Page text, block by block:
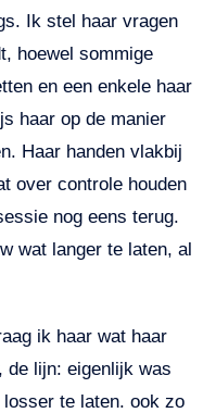
Ik stel haar vragen
hoewel sommige
en een enkele haar
haar op de manier
Haar handen vlakbij
over controle houden
nog eens terug.
wat langer te laten, al
ik haar wat haar
de lijn: eigenlijk was
te laten. ook zo